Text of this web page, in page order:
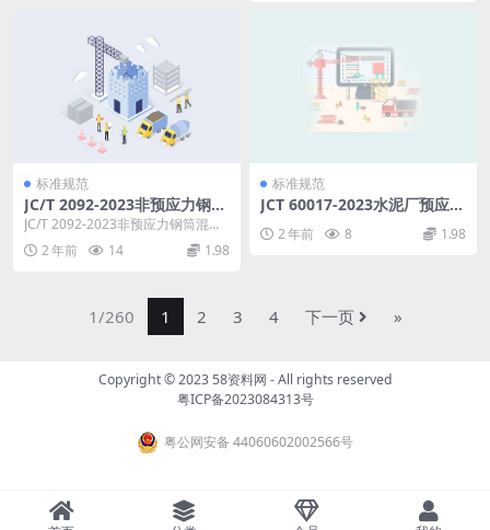
标准规范
JC/T 2092-2023非预应力钢筒
混凝土管.pdf
JC/T 2092-2023非预应力钢筒混凝
土管 代替JC/T2092—2011...
2 年前 14 1.98
标准规范
JCT 60017-2023水泥厂预应力
2 年前 8 1.98
1/260 1 2 3 4 下一页 »
Copyright © 2023 58资料网 - All rights reserved
粤ICP备2023084313号
粤公网安备 44060602002566号